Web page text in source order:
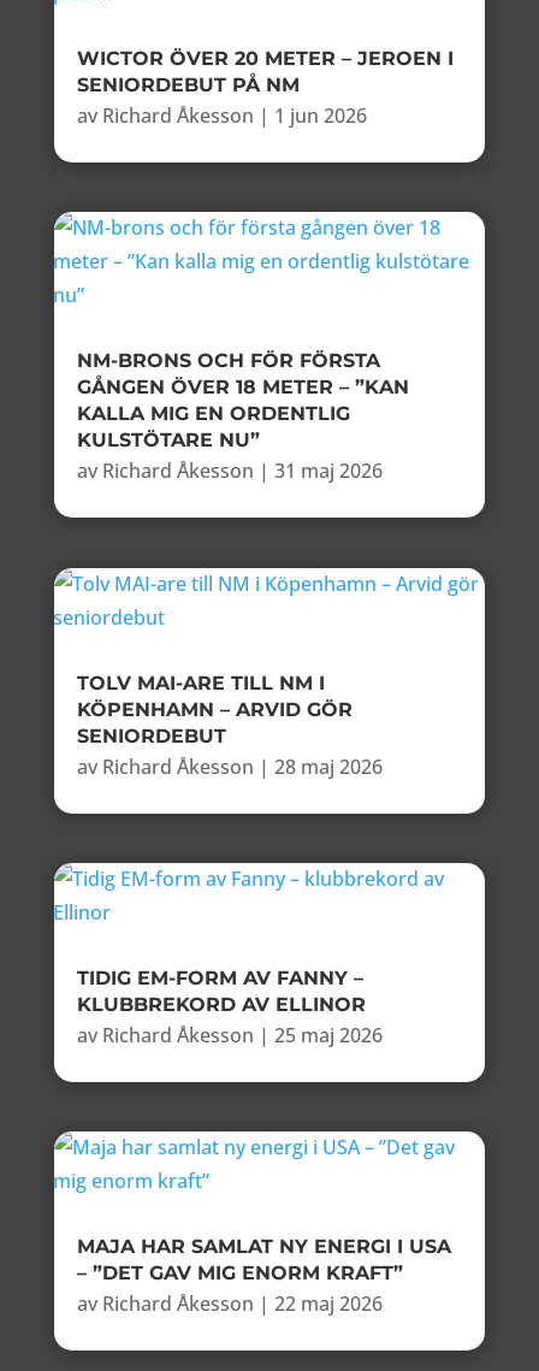
WICTOR ÖVER 20 METER – JEROEN I
SENIORDEBUT PÅ NM
av Richard Åkesson | 1 jun 2026
NM-BRONS OCH FÖR FÖRSTA
GÅNGEN ÖVER 18 METER – ”KAN
KALLA MIG EN ORDENTLIG
KULSTÖTARE NU”
av Richard Åkesson | 31 maj 2026
TOLV MAI-ARE TILL NM I
KÖPENHAMN – ARVID GÖR
SENIORDEBUT
av Richard Åkesson | 28 maj 2026
TIDIG EM-FORM AV FANNY –
KLUBBREKORD AV ELLINOR
av Richard Åkesson | 25 maj 2026
MAJA HAR SAMLAT NY ENERGI I USA
– ”DET GAV MIG ENORM KRAFT”
av Richard Åkesson | 22 maj 2026